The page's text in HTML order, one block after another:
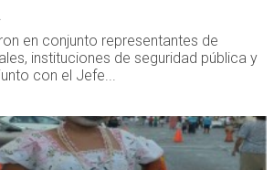
en conjunto representantes de
instituciones de seguridad pública y
con el Jefe...